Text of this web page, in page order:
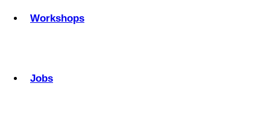
Workshops
Jobs